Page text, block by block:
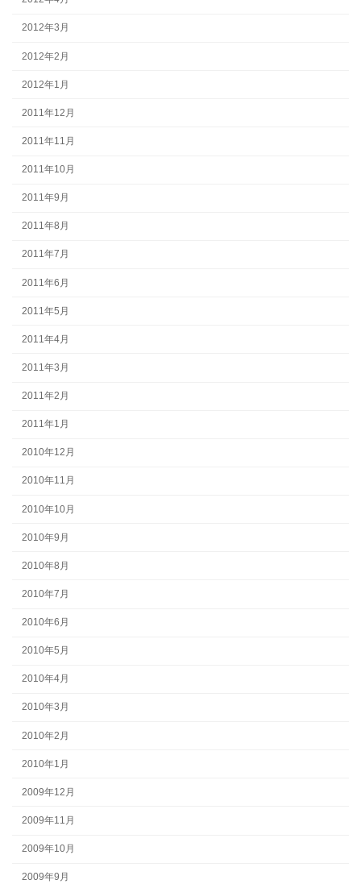
2012年3月
2012年2月
2012年1月
2011年12月
2011年11月
2011年10月
2011年9月
2011年8月
2011年7月
2011年6月
2011年5月
2011年4月
2011年3月
2011年2月
2011年1月
2010年12月
2010年11月
2010年10月
2010年9月
2010年8月
2010年7月
2010年6月
2010年5月
2010年4月
2010年3月
2010年2月
2010年1月
2009年12月
2009年11月
2009年10月
2009年9月